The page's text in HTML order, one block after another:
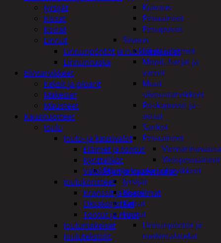
Kuivaus
Pesuaineet
Pesupussit
Siivous
Liinat ja sienet
Mopit, harjat ja
varret
Muut
siivoustarvikkeet
Roskapussit ja -
astiat
Sankot
Pesuaineet
Yleispesuaineet
Eläintenruoka ja tarvikkeet
Jyrsijät
Kissat
Koirat
Linnut
Linnunpöntöt ja
ruokintalaudat
Jyrsijät
Kissat
Koirat
Linnut
Linnunpöntöt ja ruokintalaudat
Linnunruoka
Elintarvikkeet
Keksit ja piparit
Makeiset
Mausteet
Kausituotteet
Joulu
Joulu- ja kausivalot
Eläimet ja tontut
Kyntteliköt
Valoketjut ja kuusenvalot
Joulukoristeet
Kranssit ja asetelmat
Oksakoristeet
Tontut ja muut
Joulumakeiset
Joulutekstiilit